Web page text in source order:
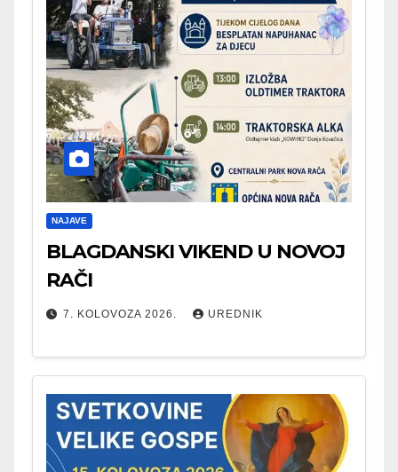
NAJAVE
BLAGDANSKI VIKEND U NOVOJ
RAČI
7. KOLOVOZA 2026. UREDNIK